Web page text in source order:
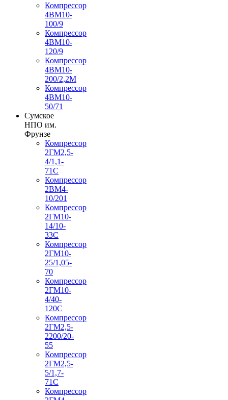
Компрессор
4ВМ10-
100/9
Компрессор
4ВМ10-
120/9
Компрессор
4ВМ10-
200/2,2М
Компрессор
4ВМ10-
50/71
Сумское
НПО им.
Фрунзе
Компрессор
2ГМ2,5-
4/1,1-
71С
Компрессор
2ВМ4-
10/201
Компрессор
2ГМ10-
14/10-
33С
Компрессор
2ГМ10-
25/1,05-
70
Компрессор
2ГМ10-
4/40-
120С
Компрессор
2ГМ2,5-
2200/20-
55
Компрессор
2ГМ2,5-
5/1,7-
71С
Компрессор